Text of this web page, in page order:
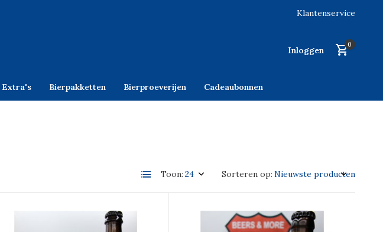
Klantenservice
Inloggen
0
Extra's Bierpakketten Bierproeverijen Cadeaubonnen
Toon: Sorteren op: